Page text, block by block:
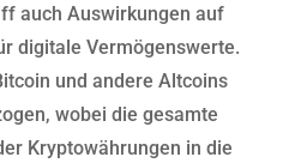
auch Auswirkungen auf
digitale Vermögenswerte.
und andere Altcoins
wobei die gesamte
Kryptowährungen in die